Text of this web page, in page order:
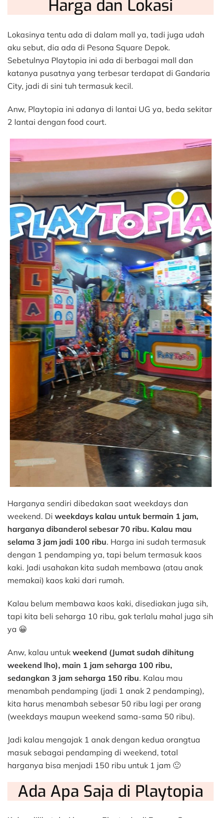
Harga dan Lokasi
Lokasinya tentu ada di dalam mall ya, tadi juga udah
aku sebut, dia ada di Pesona Square Depok.
Sebetulnya Playtopia ini ada di berbagai mall dan
katanya pusatnya yang terbesar terdapat di Gandaria
City, jadi di sini tuh termasuk kecil.
Anw, Playtopia ini adanya di lantai UG ya, beda sekitar
2 lantai dengan food court.
Harganya sendiri dibedakan saat weekdays dan
weekend. Di weekdays kalau untuk bermain 1 jam,
harganya dibanderol sebesar 70 ribu. Kalau mau
selama 3 jam jadi 100 ribu. Harga ini sudah termasuk
dengan 1 pendamping ya, tapi belum termasuk kaos
kaki. Jadi usahakan kita sudah membawa (atau anak
memakai) kaos kaki dari rumah.
Kalau belum membawa kaos kaki, disediakan juga sih,
tapi kita beli seharga 10 ribu, gak terlalu mahal juga sih
ya 😀
Anw, kalau untuk weekend (Jumat sudah dihitung
weekend lho), main 1 jam seharga 100 ribu,
sedangkan 3 jam seharga 150 ribu. Kalau mau
menambah pendamping (jadi 1 anak 2 pendamping),
kita harus menambah sebesar 50 ribu lagi per orang
(weekdays maupun weekend sama-sama 50 ribu).
Jadi kalau mengajak 1 anak dengan kedua orangtua
masuk sebagai pendamping di weekend, total
harganya bisa menjadi 150 ribu untuk 1 jam 🙂
Ada Apa Saja di Playtopia